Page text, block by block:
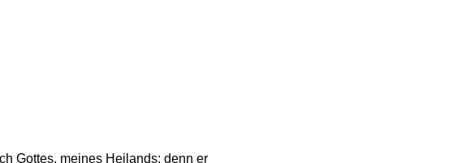
Gottes, meines Heilands; denn er